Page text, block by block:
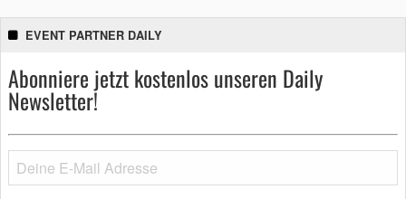
EVENT PARTNER DAILY
Abonniere jetzt kostenlos unseren Daily
Newsletter!